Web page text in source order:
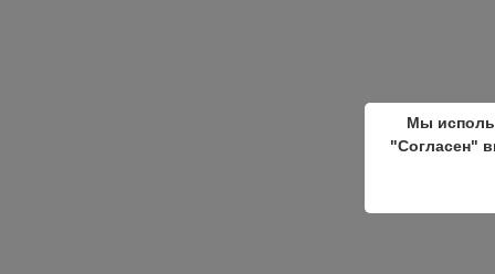
Мы
"Согласен"